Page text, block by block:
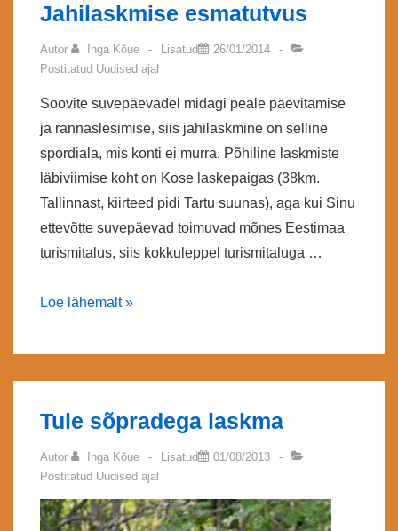
Jahilaskmise esmatutvus
Autor Inga Kõue Lisatud
26/01/2014
Postitatud Uudised ajal
Soovite suvepäevadel midagi peale päevitamise
ja rannaslesimise, siis jahilaskmine on selline
spordiala, mis konti ei murra. Põhiline laskmiste
läbiviimise koht on Kose laskepaigas (38km.
Tallinnast, kiirteed pidi Tartu suunas), aga kui Sinu
ettevõtte suvepäevad toimuvad mõnes Eestimaa
turismitalus, siis kokkuleppel turismitaluga …
Jahilaskmise
Loe lähemalt »
Tule sõpradega laskma
Autor Inga Kõue Lisatud
01/08/2013
Postitatud Uudised ajal